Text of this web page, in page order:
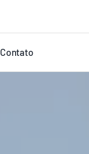
Contato